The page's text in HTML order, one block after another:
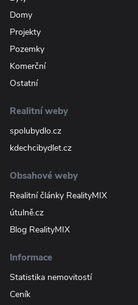
Domy
Projekty
Pozemky
Komerční
Ostatní
Realitní weby
spolubydlo.cz
kdechcibydlet.cz
Obsahové weby
Realitní články RealityMIX
útulně.cz
Blog RealityMIX
Informace
Statistika nemovitostí
Ceník